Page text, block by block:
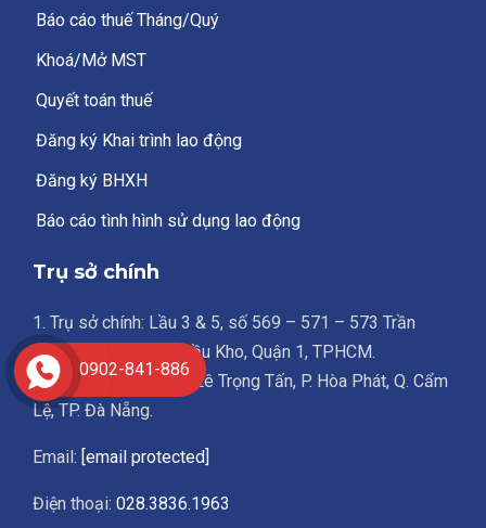
Báo cáo thuế Tháng/Quý
Khoá/Mở MST
Quyết toán thuế
Đăng ký Khai trình lao động
Đăng ký BHXH
Báo cáo tình hình sử dụng lao động
Trụ sở chính
1. Trụ sở chính: Lầu 3 & 5, số 569 – 571 – 573 Trần
Hưng Đạo, Phường Cầu Kho, Quận 1, TPHCM.
2. VP Đà Nẵng: 129B Lê Trọng Tấn, P. Hòa Phát, Q. Cẩm
Lệ, TP. Đà Nẵng.
Email: [email protected]
Điện thoại: 028.3836.1963
0902-841-886